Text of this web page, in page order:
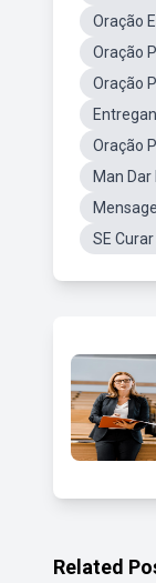
Oração
Oração
Oração
Oração
Man
SE
Related